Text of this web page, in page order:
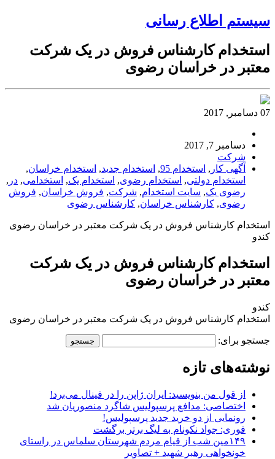
سیستم اطلاع رسانی
استخدام کارشناس فروش در یک شرکت
معتبر در خراسان رضوی
07 دسامبر, 2017
دسامبر 7, 2017
شرکت
آگهی کار , استخدام 95 , استخدام جدید, استخدام خراسان,
استخدام دولتی, استخدام رضوی, استخدام یک, استخدامی, در ,
رضوی یک, سایت استخدام, شرکت, فروش خراسان, فروش
رضوی, کارشناس خراسان, کارشناس رضوی
استخدام کارشناس فروش در یک شرکت معتبر در خراسان رضوی
کندو
استخدام کارشناس فروش در یک شرکت
معتبر در خراسان رضوی
کندو
استخدام کارشناس فروش در یک شرکت معتبر در خراسان رضوی
جستجو برای:
نوشته‌های تازه
از قول من بنویسید: ایران ژاپن را در فینال می‌برد!
اختصاصی: مدافع پرسپولیس شاگرد منصوریان شد
رونمایی از دو خرید جدید پرسپولیس!
فوری: جواد نکونام به لیگ برتر برگشت
۱۴۹مین شب از قیام مردم شهرستان سلماس در راستای
خونخواهی رهبر شهید + تصاویر